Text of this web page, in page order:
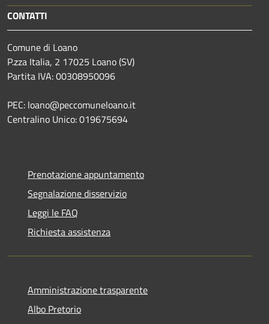
CONTATTI
Comune di Loano
P.zza Italia, 2 17025 Loano (SV)
Partita IVA: 00308950096
PEC: loano@peccomuneloano.it
Centralino Unico: 019675694
Prenotazione appuntamento
Segnalazione disservizio
Leggi le FAQ
Richiesta assistenza
Amministrazione trasparente
Albo Pretorio